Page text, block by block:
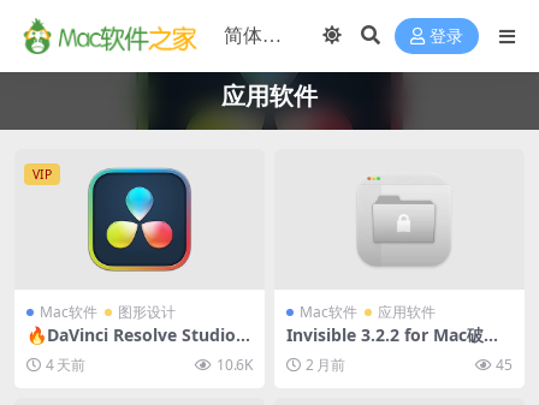
登录
应用软件
VIP
Mac软件 图形设计
🔥DaVinci Resolve Studio 2
1.0.4 正式版 for Mac中文破
解版 (达芬奇调色视频剪辑软
件)
4 天前 10.6K
Mac软件 应用软件
Invisible 3.2.2 for Mac破解
版 (文件隐藏软件)
2 月前 45